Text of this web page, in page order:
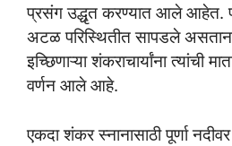
प्रसंग उद्धृत करण्यात आले आहेत.
अटळ परिस्थितीत सापडले
इच्छिणाऱ्या शंकराचार्यांना त्यांची
वर्णन आले आहे.
एकदा शंकर स्नानासाठी पूर्णा